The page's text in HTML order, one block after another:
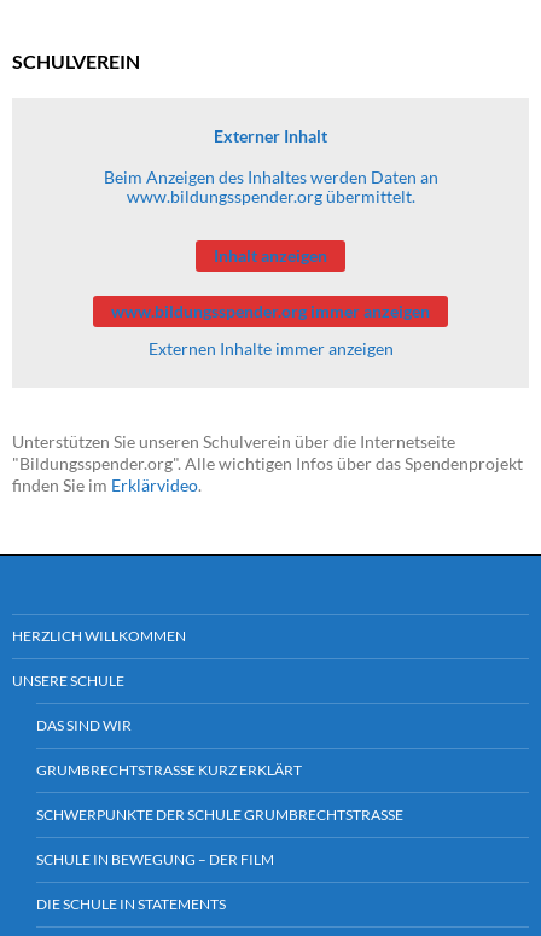
SCHULVEREIN
Externer Inhalt
Beim Anzeigen des Inhaltes werden Daten an
www.bildungsspender.org übermittelt.
Inhalt anzeigen
www.bildungsspender.org immer anzeigen
Externen Inhalte immer anzeigen
Unterstützen Sie unseren Schulverein über die Internetseite
"Bildungsspender.org". Alle wichtigen Infos über das Spendenprojekt
finden Sie im Erklärvideo.
HERZLICH WILLKOMMEN
UNSERE SCHULE
DAS SIND WIR
GRUMBRECHTSTRASSE KURZ ERKLÄRT
SCHWERPUNKTE DER SCHULE GRUMBRECHTSTRASSE
SCHULE IN BEWEGUNG – DER FILM
DIE SCHULE IN STATEMENTS